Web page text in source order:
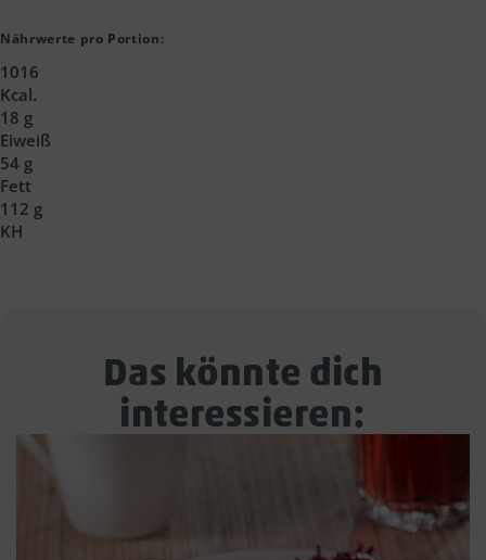
Nährwerte pro Portion:
1016
Kcal.
18 g
Eiweiß
54 g
Fett
112 g
KH
Das könnte dich
interessieren: